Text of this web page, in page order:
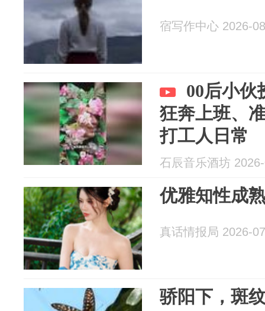
宿写作中心 2026-
00后小伙
狂奔上班、
打工人日常
石辰音乐酒坊
优雅知性成
真话情报局 2026-
骄阳下，斑